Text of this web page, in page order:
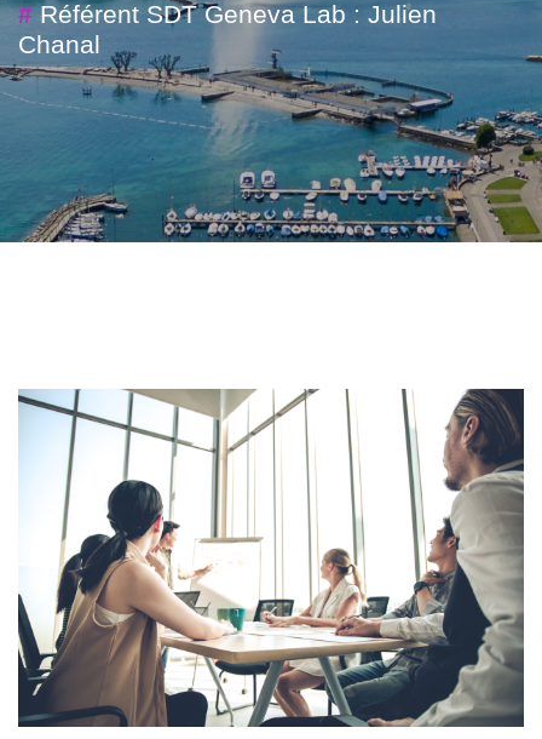
#Référent SDT Geneva Lab : Julien
Chanal